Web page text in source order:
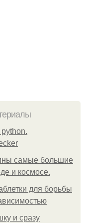
самые большие
и космосе.
для борьбы
и сразу